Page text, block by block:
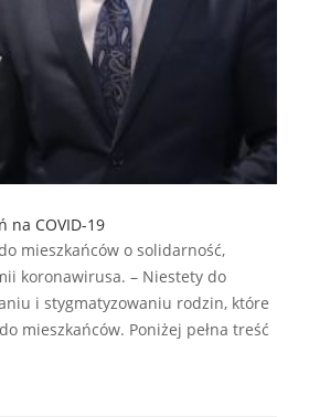
na COVID-19
mieszkańców o solidarność,
koronawirusa. – Niestety do
i stygmatyzowaniu rodzin, które
mieszkańców. Poniżej pełna treść